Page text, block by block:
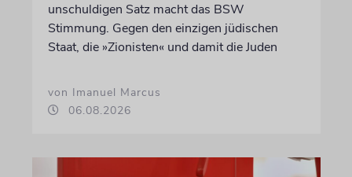
unschuldigen Satz macht das BSW
Stimmung. Gegen den einzigen jüdischen
Staat, die »Zionisten« und damit die Juden
von Imanuel Marcus
06.08.2026